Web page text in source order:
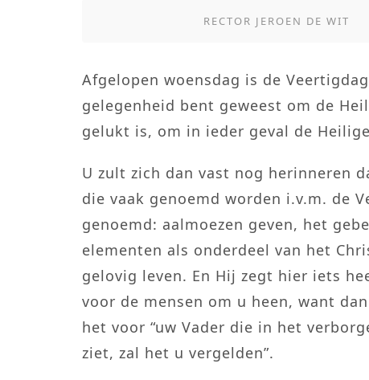
RECTOR JEROEN DE WIT
Afgelopen woensdag is de
gelegenheid bent geweest om de
gelukt is, om in ieder geval de
U zult zich dan vast nog herinneren
die vaak genoemd worden i.v.m. de
genoemd: aalmoezen geven, het
elementen als onderdeel van het
gelovig leven. En Hij zegt hier iets
voor de mensen om u heen, want
het voor “uw Vader die in het
ziet, zal het u vergelden”.